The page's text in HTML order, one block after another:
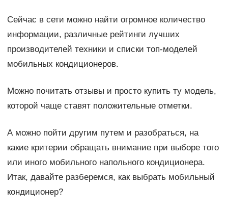
Сейчас в сети можно найти огромное количество
информации, различные рейтинги лучших
производителей техники и списки топ-моделей
мобильных кондиционеров.
Можно почитать отзывы и просто купить ту модель,
которой чаще ставят положительные отметки.
А можно пойти другим путем и разобраться, на
какие критерии обращать внимание при выборе того
или иного мобильного напольного кондиционера.
Итак, давайте разберемся, как выбрать мобильный
кондиционер?